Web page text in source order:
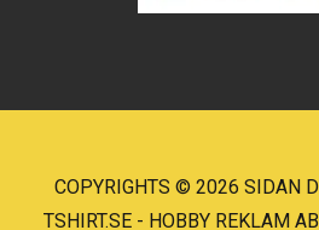
COPYRIGHTS © 2026 SIDAN
TSHIRT.SE - HOBBY REKLAM